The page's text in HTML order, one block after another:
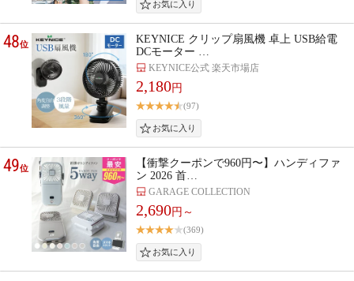
48位
KEYNICE クリップ扇風機 卓上 USB給電
DCモーター …
KEYNICE公式 楽天市場店
2,180円
(97)
49位
【衝撃クーポンで960円〜】ハンディファ
ン 2026 首…
GARAGE COLLECTION
2,690円～
(369)